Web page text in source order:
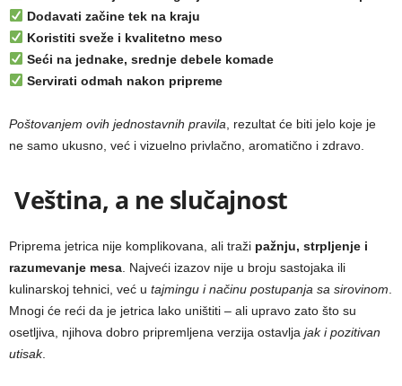
Dodavati začine tek na kraju
Koristiti sveže i kvalitetno meso
Seći na jednake, srednje debele komade
Servirati odmah nakon pripreme
Poštovanjem ovih jednostavnih pravila , rezultat će biti jelo koje je
ne samo ukusno, već i vizuelno privlačno, aromatično i zdravo.
Veština, a ne slučajnost
Priprema jetrica nije komplikovana, ali traži pažnju, strpljenje i
razumevanje mesa . Najveći izazov nije u broju sastojaka ili
kulinarskoj tehnici, već u tajmingu i načinu postupanja sa sirovinom
Mnogi će reći da je jetrica lako uništiti – ali upravo zato što su
osetljiva, njihova dobro pripremljena verzija ostavlja jak i pozitivan
utisak.